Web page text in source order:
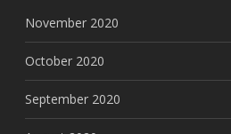
November 2020
October 2020
September 2020